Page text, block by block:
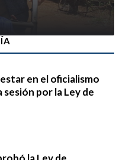
en el oficialismo
sesión por la Ley de